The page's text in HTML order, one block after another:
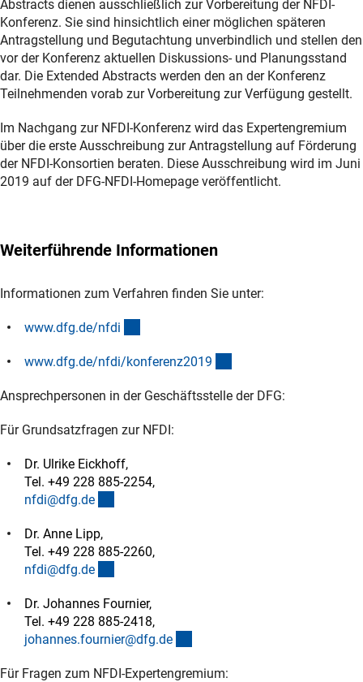
Abstracts dienen ausschließlich zur Vorbereitung der NFDI-
Konferenz. Sie sind hinsichtlich einer möglichen späteren
Antragstellung und Begutachtung unverbindlich und stellen den
vor der Konferenz aktuellen Diskussions- und Planungsstand
dar. Die Extended Abstracts werden den an der Konferenz
Teilnehmenden vorab zur Vorbereitung zur Verfügung gestellt.
Im Nachgang zur NFDI-Konferenz wird das Expertengremium
über die erste Ausschreibung zur Antragstellung auf Förderung
der NFDI-Konsortien beraten. Diese Ausschreibung wird im Juni
2019 auf der DFG-NFDI-Homepage veröffentlicht.
Weiterführende Informationen
Informationen zum Verfahren finden Sie unter:
www.dfg.de/nfdi
www.dfg.de/nfdi/konferenz2019
Ansprechpersonen in der Geschäftsstelle der DFG:
Für Grundsatzfragen zur NFDI:
Dr. Ulrike Eickhoff,
Tel. +49 228 885-2254,
nfdi@dfg.de
Dr. Anne Lipp,
Tel. +49 228 885-2260,
nfdi@dfg.de
Dr. Johannes Fournier,
Tel. +49 228 885-2418,
johannes.fournier@dfg.de
Für Fragen zum NFDI-Expertengremium: